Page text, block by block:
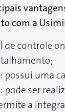
com a
de controle
possui uma
pode ser
a